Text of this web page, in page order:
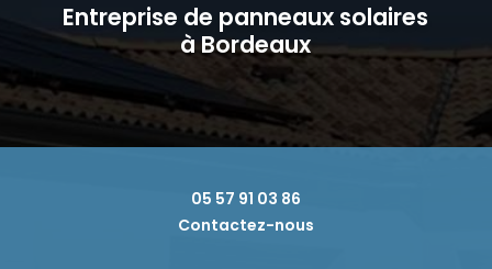
Entreprise de panneaux solaires
à Bordeaux
05 57 91 03 86
Contactez-nous